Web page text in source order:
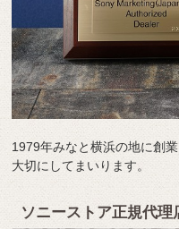
1979年みなと横浜の地に創
大切にしてまいります。
ソニーストア正規代理